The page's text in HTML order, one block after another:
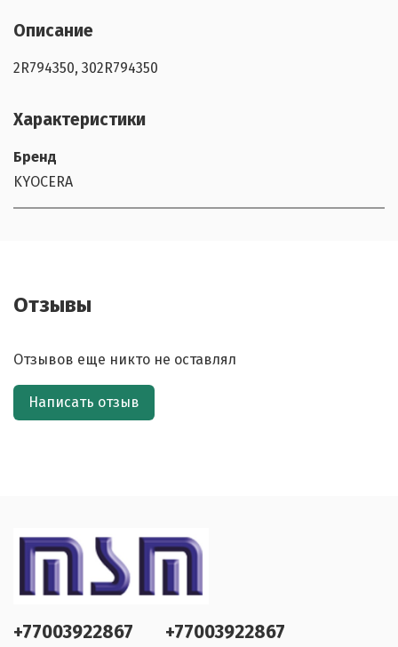
Описание
2R794350, 302R794350
Характеристики
Бренд
KYOCERA
Отзывы
Отзывов еще никто не оставлял
Написать отзыв
+77003922867 +77003922867